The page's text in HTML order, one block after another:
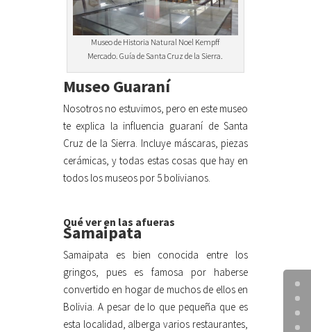
Museo de Historia Natural Noel Kempff
Mercado. Guía de Santa Cruz de la Sierra.
Museo Guaraní
Nosotros no estuvimos, pero en este museo
te explica la influencia guaraní de Santa
Cruz de la Sierra. Incluye máscaras, piezas
cerámicas, y todas estas cosas que hay en
todos los museos por 5 bolivianos.
Qué ver en las afueras
Samaipata
Samaipata es bien conocida entre los
gringos, pues es famosa por haberse
convertido en hogar de muchos de ellos en
Bolivia. A pesar de lo que pequeña que es
esta localidad, alberga varios restaurantes,